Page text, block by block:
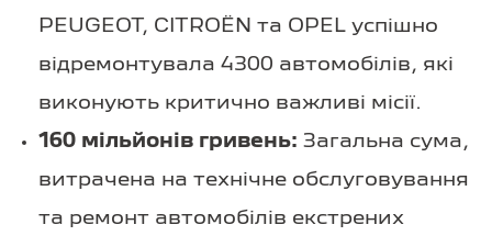
PEUGEOT, CITROËN та OPEL успішно
відремонтувала 4300 автомобілів, які
виконують критично важливі місії.
160 мільйонів гривень: Загальна сума,
витрачена на технічне обслуговування
та ремонт автомобілів екстрених